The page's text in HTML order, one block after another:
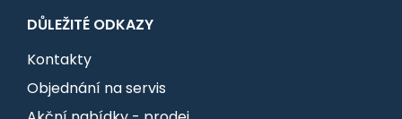
DŮLEŽITÉ ODKAZY
Kontakty
Objednání na servis